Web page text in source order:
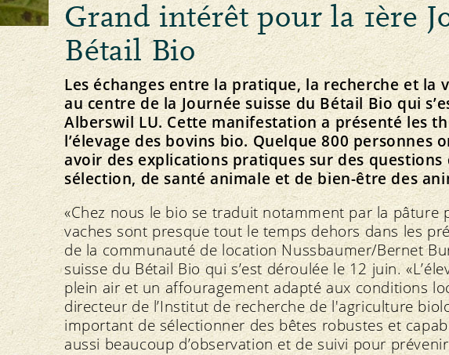
Principe Bourgeon
Notre marque
Santé
Protection des ressources
Sol
Plantes
Eau
Climat
Équité
Marché
Prix
Élevage animal et affouragement
Importation
Politique
Concept directeur et vision
Strategie
Médias
Communiqués de presse
Téléchargement des photos
Téléchargement des logos
Service
Offres
Organe
Actualités Le
Bio
S’ABONNER À LA NEWSLETTER
Grand intérêt pour la 1ère
Bétail Bio
Les échanges entre la pratique, la recherche et la
au centre de la Journée suisse du Bétail Bio qui
Alberswil LU. Cette manifestation a présenté les
l’élevage des bovins bio. Quelque 800 personnes
avoir des explications pratiques sur des questions
sélection, de santé animale et de bien-être des
«Chez nous le bio se traduit notamment par la pâture
vaches sont presque tout le temps dehors dans les
de la communauté de location Nussbaumer/Bernet
suisse du Bétail Bio qui s’est déroulée le 12 juin.
plein air et un affouragement adapté aux conditions
directeur de l’Institut de recherche de l'agriculture
important de sélectionner des bêtes robustes et
aussi beaucoup d’observation et de suivi pour